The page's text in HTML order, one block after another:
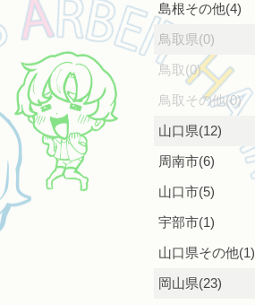
島根その他(4)
鳥取県(0)
鳥取(0)
鳥取その他(0)
山口県(12)
周南市(6)
山口市(5)
宇部市(1)
山口県その他(1)
岡山県(23)